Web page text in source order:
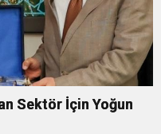
Sektör İçin Yoğun